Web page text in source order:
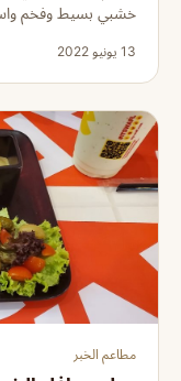
خشبي بسيط وفخم
13 يونيو 2022
مطاعم الخبر